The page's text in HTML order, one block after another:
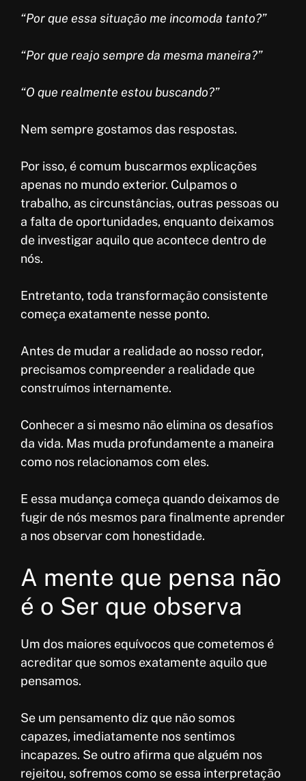
“Por que essa situação me incomoda tanto?”
“Por que reajo sempre da mesma maneira?”
“O que realmente estou buscando?”
Nem sempre gostamos das respostas.
Por isso, é comum buscarmos explicações
apenas no mundo exterior. Culpamos o
trabalho, as circunstâncias, outras pessoas ou
a falta de oportunidades, enquanto deixamos
de investigar aquilo que acontece dentro de
nós.
Entretanto, toda transformação consistente
começa exatamente nesse ponto.
Antes de mudar a realidade ao nosso redor,
precisamos compreender a realidade que
construímos internamente.
Conhecer a si mesmo não elimina os desafios
da vida. Mas muda profundamente a maneira
como nos relacionamos com eles.
E essa mudança começa quando deixamos de
fugir de nós mesmos para finalmente aprender
a nos observar com honestidade.
A mente que pensa não
é o Ser que observa
Um dos maiores equívocos que cometemos é
acreditar que somos exatamente aquilo que
pensamos.
Se um pensamento diz que não somos
capazes, imediatamente nos sentimos
incapazes. Se outro afirma que alguém nos
rejeitou, sofremos como se essa interpretação